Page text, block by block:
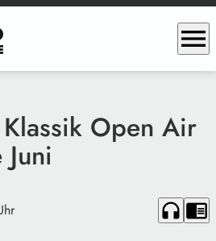
menu
Open Air
headphones chrome_reader_mode